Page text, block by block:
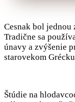
Cesnak bol
Tradične sa
únavy a zvýšenie
starovekom
Štúdie na